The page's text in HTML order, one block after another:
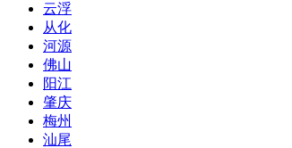
云浮
从化
河源
佛山
阳江
肇庆
梅州
汕尾